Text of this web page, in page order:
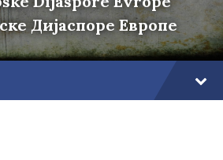
Дијаспоре Европе